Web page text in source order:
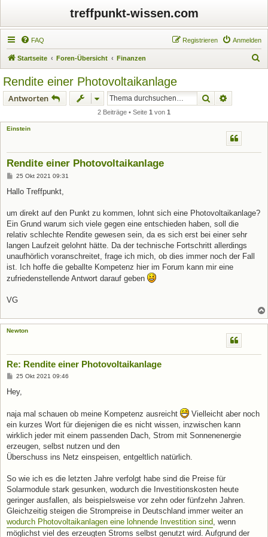
treffpunkt-wissen.com
FAQ Anmelden
Registrieren
Startseite Foren-Übersicht Finanzen
Rendite einer Photovoltaikanlage
Antworten Suche
2 Beiträge • Seite 1 von 1
Einstein
Rendite einer Photovoltaikanlage
B
i
a
25 Okt 2021 09:31
Hallo Treffpunkt,
um direkt auf den Punkt zu kommen, lohnt sich eine Photovoltaikanlage?
Ein Grund warum sich viele gegen eine entschieden haben, soll die
relativ schlechte Rendite gewesen sein, da es sich erst bei einer sehr
langen Laufzeit gelohnt hätte. Da der technische Fortschritt allerdings
unaufhörlich voranschreitet, frage ich mich, ob dies immer noch der Fall
ist. Ich hoffe die geballte Kompetenz hier im Forum kann mir eine
zufriedenstellende Antwort darauf geben
VG
Newton
Re: Rendite einer Photovoltaikanlage
B
i
a
g
25 Okt 2021 09:46
Hey,
naja mal schauen ob meine Kompetenz ausreicht
Vielleicht aber noch
ein kurzes Wort für diejenigen die es nicht wissen, inzwischen kann
wirklich jeder mit einem passenden Dach, Strom mit Sonnenenergie
erzeugen, selbst nutzen und den
Überschuss ins Netz einspeisen, entgeltlich natürlich.
So wie ich es die letzten Jahre verfolgt habe sind die Preise für
Solarmodule stark gesunken, wodurch die Investitionskosten heute
geringer ausfallen, als beispielsweise vor zehn oder fünfzehn Jahren.
Gleichzeitig steigen die Strompreise in Deutschland immer weiter an
wodurch Photovoltaikanlagen eine lohnende Investition sind , wenn
möglichst viel des erzeugten Stroms selbst genutzt wird. Aufgrund der